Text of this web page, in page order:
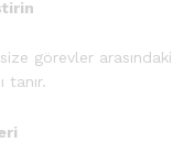
görevler arasındaki
tanır.